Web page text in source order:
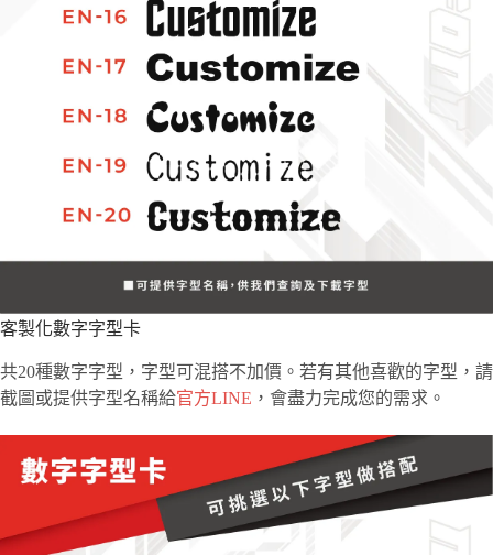
客製化數字字型卡
共20種數字字型，字型可混搭不加價。若有其他喜歡的字型，請
截圖或提供字型名稱給官方LINE ，會盡力完成您的需求。